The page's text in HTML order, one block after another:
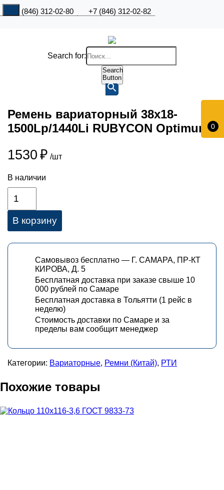
+7 (846) 312-02-80 +7 (846) 312-02-82
0
Search for:
Search
Button
Ремень вариаторный 38х18-
1500Lp/1440Li RUBYCON Optimum
1530 ₽ /шт
В наличии
В корзину
Самовывоз бесплатно — Г. САМАРА, ПР-КТ
КИРОВА, Д. 5
Бесплатная доставка при заказе свыше 10
000 рублей по Самаре
Бесплатная доставка в Тольятти (1 рейс в
неделю)
Стоимость доставки по Самаре и за
пределы вам сообщит менеджер
Категории: Вариаторные, Ремни (Китай), РТИ
Похожие товары